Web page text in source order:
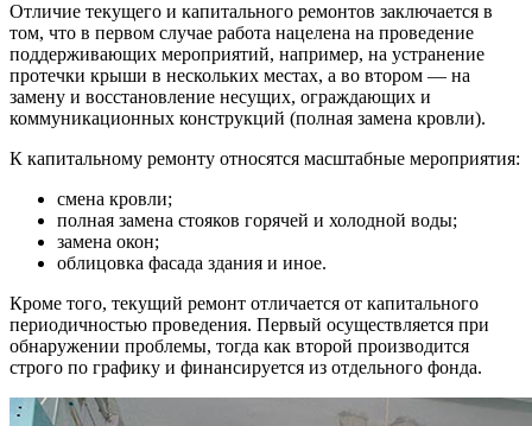
Отличие текущего и капитального ремонтов заключается в
том, что в первом случае работа нацелена на проведение
поддерживающих мероприятий, например, на устранение
протечки крыши в нескольких местах, а во втором — на
замену и восстановление несущих, ограждающих и
коммуникационных конструкций (полная замена кровли).
К капитальному ремонту относятся масштабные мероприятия:
смена кровли;
полная замена стояков горячей и холодной воды;
замена окон;
облицовка фасада здания и иное.
Кроме того, текущий ремонт отличается от капитального
периодичностью проведения. Первый осуществляется при
обнаружении проблемы, тогда как второй производится
строго по графику и финансируется из отдельного фонда.